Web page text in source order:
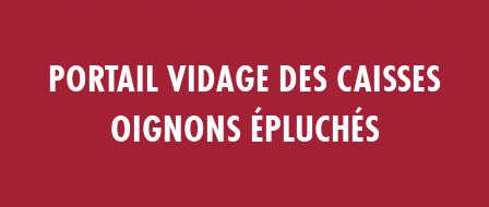
PORTAIL VIDAGE DES CAISSES
OIGNONS ÉPLUCHÉS